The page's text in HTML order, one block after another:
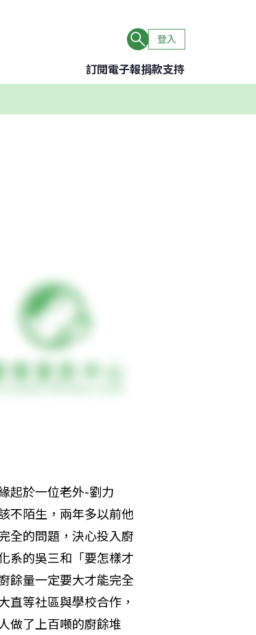
登入
訂閱電子報捐款支持
起於一位老外-劉力
不陌生，兩年多以前他
全的問題，決心投入廚
系的吳三和「要怎樣才
餘量一定要大才能完全
直等社區與學校合作，
做了上百噸的廚餘堆